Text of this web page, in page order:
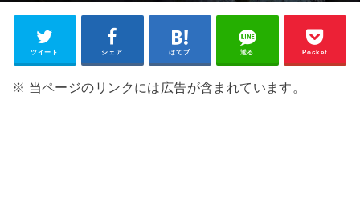
ツイート シェア はてブ 送る Pocket
※ 当ページのリンクには広告が含まれています。